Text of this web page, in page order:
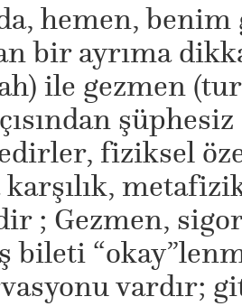
hemen,
bir ayrıma
ile gezmen
fiziksel
; Gezmen,
bileti
vardır;